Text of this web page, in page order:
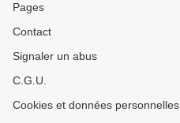
Pages
Contact
Signaler un abus
C.G.U.
Cookies et données personnelles